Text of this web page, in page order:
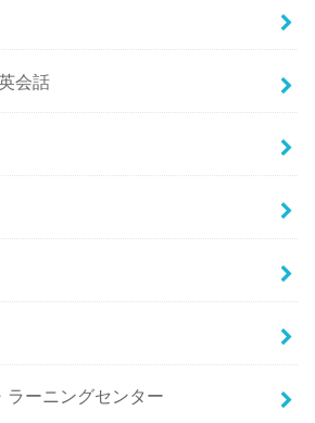
会話
ラーニングセンター